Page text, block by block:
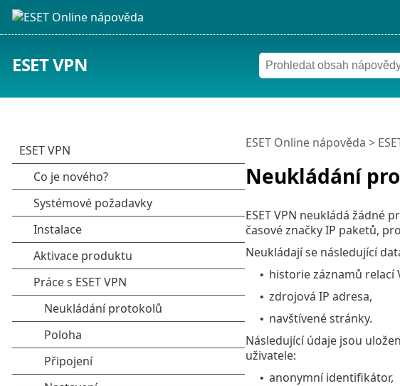
ESET VPN
Neukládání
ESET Online nápověda >
ESET VPN neukládá žádné
časové značky IP paketů,
Neukládají se následující
• historie záznamů relací
• zdrojová IP adresa,
• navštívené stránky.
Následující údaje jsou
uživatele:
• anonymní identifikátor,